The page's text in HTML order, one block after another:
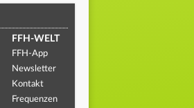
FFH-WELT
FFH-App
Newsletter
Kontakt
Frequenzen